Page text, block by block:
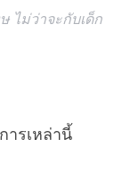
ไม่ว่าจะกับเด็ก
ารเหล่านี้